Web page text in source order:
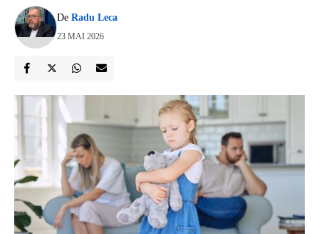
De Radu Leca
23 MAI 2026